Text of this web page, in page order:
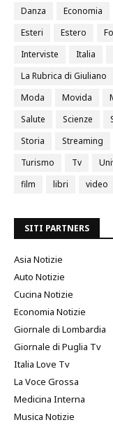
Danza
Economia
Esteri
Estero
Interviste
Italia
La Rubrica di Giuliano
Moda
Movida
Salute
Scienze
Storia
Streaming
Turismo
Tv
film
libri video
SITI PARTNERS
Asia Notizie
Auto Notizie
Cucina Notizie
Economia Notizie
Giornale di Lombardia
Giornale di Puglia Tv
Italia Love Tv
La Voce Grossa
Medicina Interna
Musica Notizie